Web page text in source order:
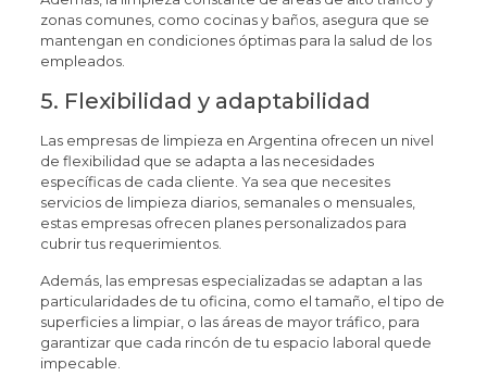
zonas comunes, como cocinas y baños, asegura que se
mantengan en condiciones óptimas para la salud de los
empleados.
5. Flexibilidad y adaptabilidad
Las empresas de limpieza en Argentina ofrecen un nivel
de flexibilidad que se adapta a las necesidades
específicas de cada cliente. Ya sea que necesites
servicios de limpieza diarios, semanales o mensuales,
estas empresas ofrecen planes personalizados para
cubrir tus requerimientos.
Además, las empresas especializadas se adaptan a las
particularidades de tu oficina, como el tamaño, el tipo de
superficies a limpiar, o las áreas de mayor tráfico, para
garantizar que cada rincón de tu espacio laboral quede
impecable.